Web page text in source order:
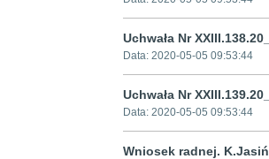
Uchwała Nr
Data: 2020-05-05 09:53:44
Uchwała Nr
Data: 2020-05-05 09:53:44
Wniosek radnej.